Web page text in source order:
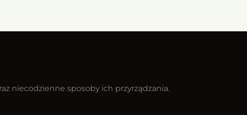
niecodzienne sposoby ich przyrządzania.